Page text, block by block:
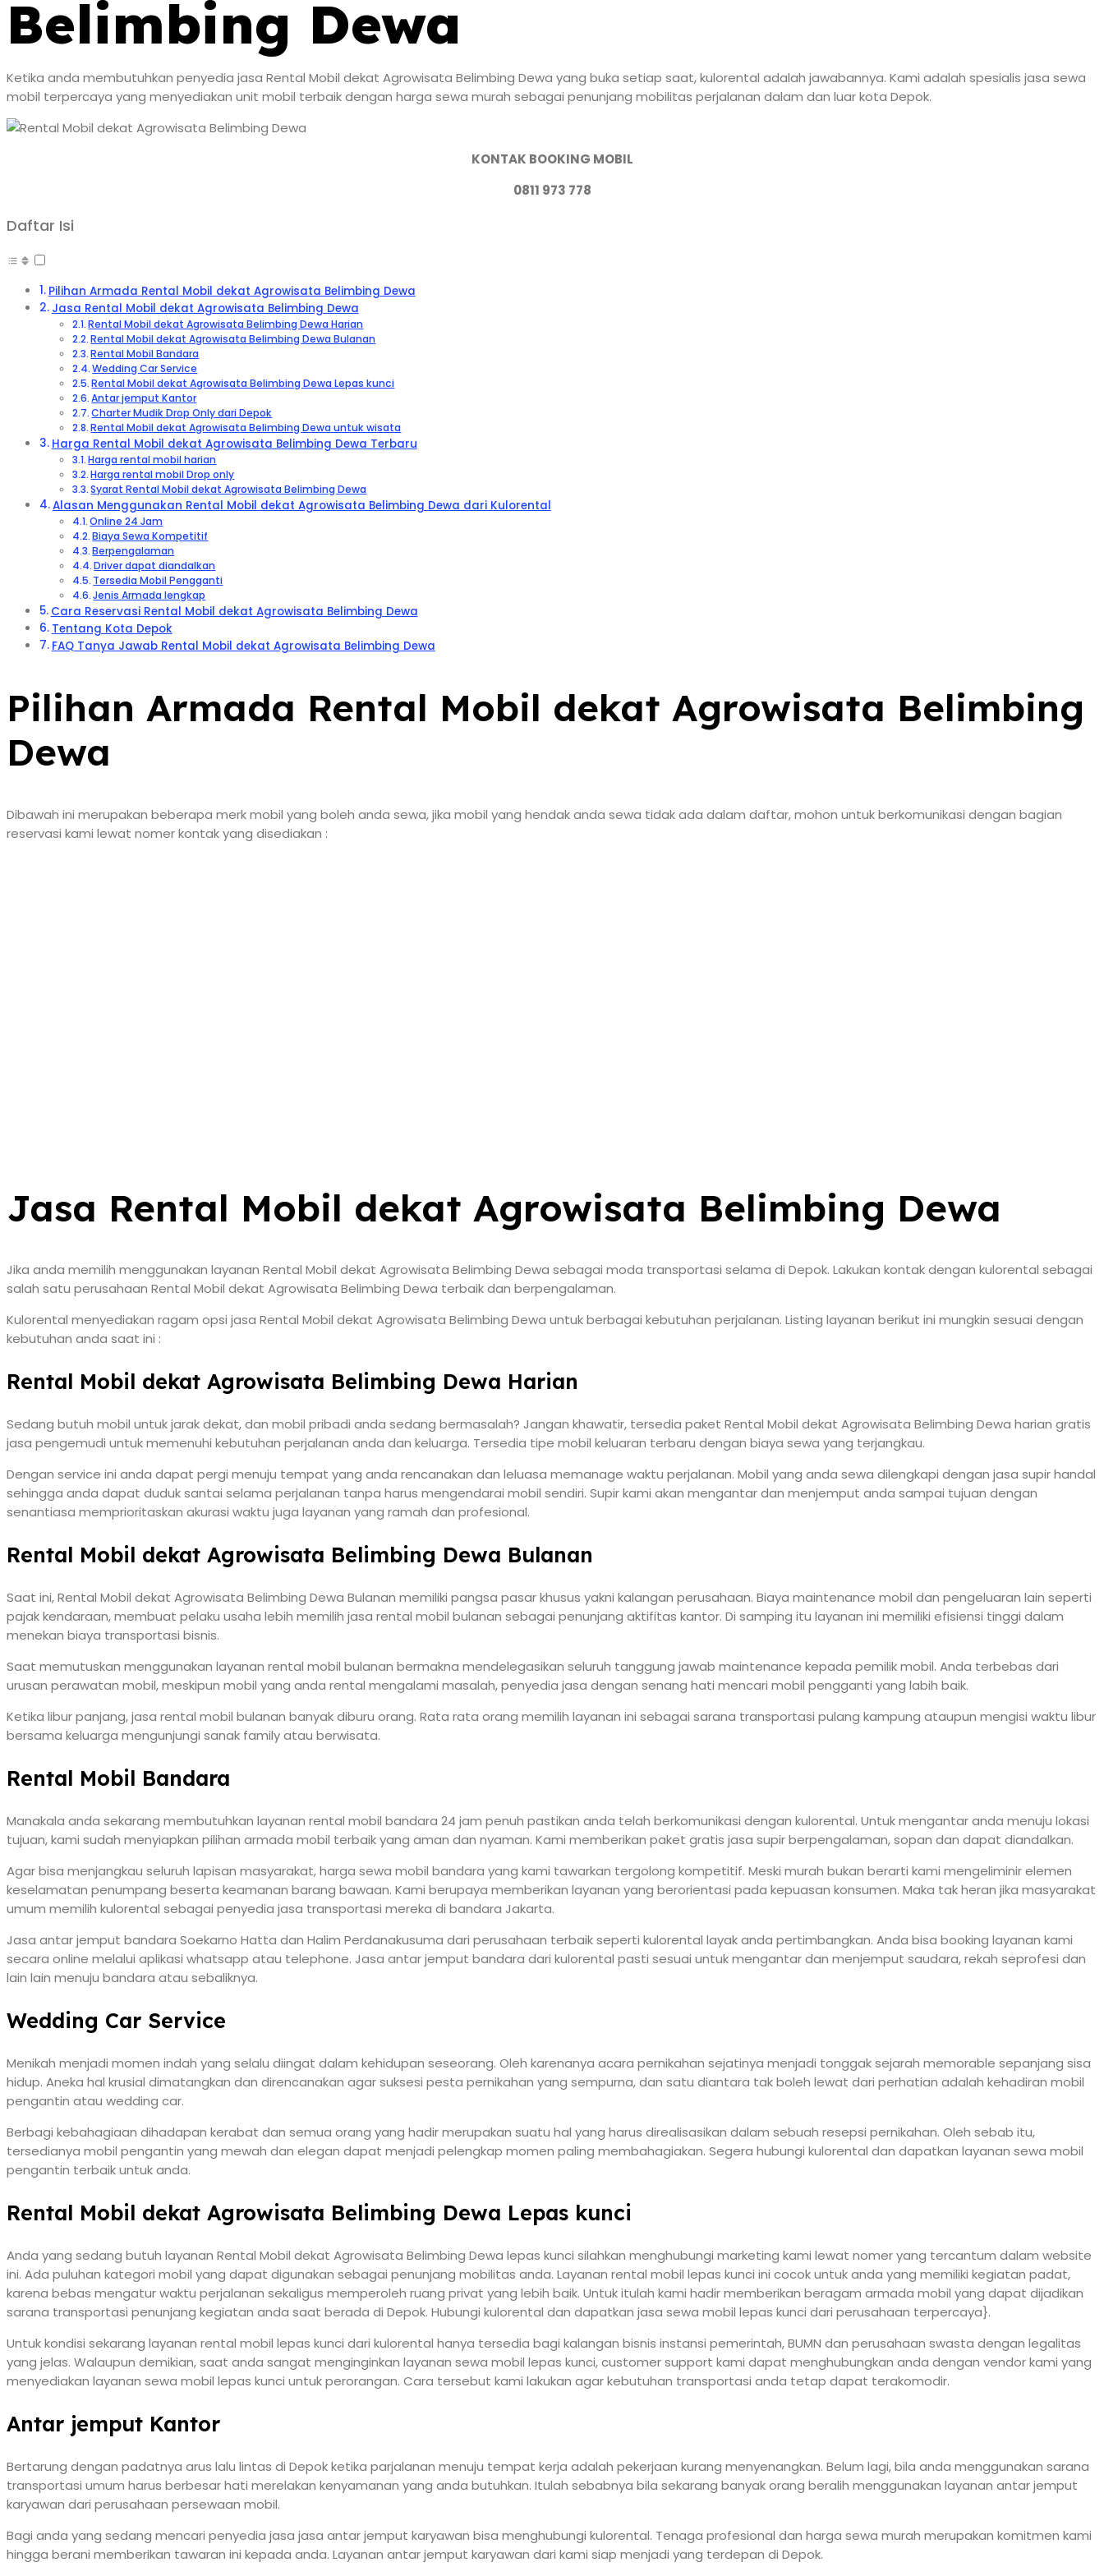
Belimbing Dewa
Ketika anda membutuhkan penyedia jasa Rental Mobil dekat Agrowisata Belimbing Dewa yang buka setiap saat, kulorental adalah jawabannya. Kami adalah spesialis jasa sewa
mobil terpercaya yang menyediakan unit mobil terbaik dengan harga sewa murah sebagai penunjang mobilitas perjalanan dalam dan luar kota Depok.
KONTAK BOOKING MOBIL
0811 973 778
Daftar Isi
Pilihan Armada Rental Mobil dekat Agrowisata Belimbing Dewa
Jasa Rental Mobil dekat Agrowisata Belimbing Dewa
Rental Mobil dekat Agrowisata Belimbing Dewa Harian
Rental Mobil dekat Agrowisata Belimbing Dewa Bulanan
Rental Mobil Bandara
Wedding Car Service
Rental Mobil dekat Agrowisata Belimbing Dewa Lepas kunci
Antar jemput Kantor
Charter Mudik Drop Only dari Depok
Rental Mobil dekat Agrowisata Belimbing Dewa untuk wisata
Harga Rental Mobil dekat Agrowisata Belimbing Dewa Terbaru
Harga rental mobil harian
Harga rental mobil Drop only
Syarat Rental Mobil dekat Agrowisata Belimbing Dewa
Alasan Menggunakan Rental Mobil dekat Agrowisata Belimbing Dewa dari Kulorental
Online 24 Jam
Biaya Sewa Kompetitif
Berpengalaman
Driver dapat diandalkan
Tersedia Mobil Pengganti
Jenis Armada lengkap
Cara Reservasi Rental Mobil dekat Agrowisata Belimbing Dewa
Tentang Kota Depok
FAQ Tanya Jawab Rental Mobil dekat Agrowisata Belimbing Dewa
Pilihan Armada Rental Mobil dekat Agrowisata Belimbing
Dewa
Dibawah ini merupakan beberapa merk mobil yang boleh anda sewa, jika mobil yang hendak anda sewa tidak ada dalam daftar, mohon untuk berkomunikasi dengan bagian
reservasi kami lewat nomer kontak yang disediakan :
Jasa Rental Mobil dekat Agrowisata Belimbing Dewa
Jika anda memilih menggunakan layanan Rental Mobil dekat Agrowisata Belimbing Dewa sebagai moda transportasi selama di Depok. Lakukan kontak dengan kulorental sebagai
salah satu perusahaan Rental Mobil dekat Agrowisata Belimbing Dewa terbaik dan berpengalaman.
Kulorental menyediakan ragam opsi jasa Rental Mobil dekat Agrowisata Belimbing Dewa untuk berbagai kebutuhan perjalanan. Listing layanan berikut ini mungkin sesuai dengan
kebutuhan anda saat ini :
Rental Mobil dekat Agrowisata Belimbing Dewa Harian
Sedang butuh mobil untuk jarak dekat, dan mobil pribadi anda sedang bermasalah? Jangan khawatir, tersedia paket Rental Mobil dekat Agrowisata Belimbing Dewa harian gratis
jasa pengemudi untuk memenuhi kebutuhan perjalanan anda dan keluarga. Tersedia tipe mobil keluaran terbaru dengan biaya sewa yang terjangkau.
Dengan service ini anda dapat pergi menuju tempat yang anda rencanakan dan leluasa memanage waktu perjalanan. Mobil yang anda sewa dilengkapi dengan jasa supir handal
sehingga anda dapat duduk santai selama perjalanan tanpa harus mengendarai mobil sendiri. Supir kami akan mengantar dan menjemput anda sampai tujuan dengan
senantiasa memprioritaskan akurasi waktu juga layanan yang ramah dan profesional.
Rental Mobil dekat Agrowisata Belimbing Dewa Bulanan
Saat ini, Rental Mobil dekat Agrowisata Belimbing Dewa Bulanan memiliki pangsa pasar khusus yakni kalangan perusahaan. Biaya maintenance mobil dan pengeluaran lain seperti
pajak kendaraan, membuat pelaku usaha lebih memilih jasa rental mobil bulanan sebagai penunjang aktifitas kantor. Di samping itu layanan ini memiliki efisiensi tinggi dalam
menekan biaya transportasi bisnis.
Saat memutuskan menggunakan layanan rental mobil bulanan bermakna mendelegasikan seluruh tanggung jawab maintenance kepada pemilik mobil. Anda terbebas dari
urusan perawatan mobil, meskipun mobil yang anda rental mengalami masalah, penyedia jasa dengan senang hati mencari mobil pengganti yang labih baik.
Ketika libur panjang, jasa rental mobil bulanan banyak diburu orang. Rata rata orang memilih layanan ini sebagai sarana transportasi pulang kampung ataupun mengisi waktu libur
bersama keluarga mengunjungi sanak family atau berwisata.
Rental Mobil Bandara
Manakala anda sekarang membutuhkan layanan rental mobil bandara 24 jam penuh pastikan anda telah berkomunikasi dengan kulorental. Untuk mengantar anda menuju lokasi
tujuan, kami sudah menyiapkan pilihan armada mobil terbaik yang aman dan nyaman. Kami memberikan paket gratis jasa supir berpengalaman, sopan dan dapat diandalkan.
Agar bisa menjangkau seluruh lapisan masyarakat, harga sewa mobil bandara yang kami tawarkan tergolong kompetitif. Meski murah bukan berarti kami mengeliminir elemen
keselamatan penumpang beserta keamanan barang bawaan. Kami berupaya memberikan layanan yang berorientasi pada kepuasan konsumen. Maka tak heran jika masyarakat
umum memilih kulorental sebagai penyedia jasa transportasi mereka di bandara Jakarta.
Jasa antar jemput bandara Soekarno Hatta dan Halim Perdanakusuma dari perusahaan terbaik seperti kulorental layak anda pertimbangkan. Anda bisa booking layanan kami
secara online melalui aplikasi whatsapp atau telephone. Jasa antar jemput bandara dari kulorental pasti sesuai untuk mengantar dan menjemput saudara, rekah seprofesi dan
lain lain menuju bandara atau sebaliknya.
Wedding Car Service
Menikah menjadi momen indah yang selalu diingat dalam kehidupan seseorang. Oleh karenanya acara pernikahan sejatinya menjadi tonggak sejarah memorable sepanjang sisa
hidup. Aneka hal krusial dimatangkan dan direncanakan agar suksesi pesta pernikahan yang sempurna, dan satu diantara tak boleh lewat dari perhatian adalah kehadiran mobil
pengantin atau wedding car.
Berbagi kebahagiaan dihadapan kerabat dan semua orang yang hadir merupakan suatu hal yang harus direalisasikan dalam sebuah resepsi pernikahan. Oleh sebab itu,
tersedianya mobil pengantin yang mewah dan elegan dapat menjadi pelengkap momen paling membahagiakan. Segera hubungi kulorental dan dapatkan layanan sewa mobil
pengantin terbaik untuk anda.
Rental Mobil dekat Agrowisata Belimbing Dewa Lepas kunci
Anda yang sedang butuh layanan Rental Mobil dekat Agrowisata Belimbing Dewa lepas kunci silahkan menghubungi marketing kami lewat nomer yang tercantum dalam website
ini. Ada puluhan kategori mobil yang dapat digunakan sebagai penunjang mobilitas anda. Layanan rental mobil lepas kunci ini cocok untuk anda yang memiliki kegiatan padat,
karena bebas mengatur waktu perjalanan sekaligus memperoleh ruang privat yang lebih baik. Untuk itulah kami hadir memberikan beragam armada mobil yang dapat dijadikan
sarana transportasi penunjang kegiatan anda saat berada di Depok. Hubungi kulorental dan dapatkan jasa sewa mobil lepas kunci dari perusahaan terpercaya}.
Untuk kondisi sekarang layanan rental mobil lepas kunci dari kulorental hanya tersedia bagi kalangan bisnis instansi pemerintah, BUMN dan perusahaan swasta dengan legalitas
yang jelas. Walaupun demikian, saat anda sangat menginginkan layanan sewa mobil lepas kunci, customer support kami dapat menghubungkan anda dengan vendor kami yang
menyediakan layanan sewa mobil lepas kunci untuk perorangan. Cara tersebut kami lakukan agar kebutuhan transportasi anda tetap dapat terakomodir.
Antar jemput Kantor
Bertarung dengan padatnya arus lalu lintas di Depok ketika parjalanan menuju tempat kerja adalah pekerjaan kurang menyenangkan. Belum lagi, bila anda menggunakan sarana
transportasi umum harus berbesar hati merelakan kenyamanan yang anda butuhkan. Itulah sebabnya bila sekarang banyak orang beralih menggunakan layanan antar jemput
karyawan dari perusahaan persewaan mobil.
Bagi anda yang sedang mencari penyedia jasa jasa antar jemput karyawan bisa menghubungi kulorental. Tenaga profesional dan harga sewa murah merupakan komitmen kami
hingga berani memberikan tawaran ini kepada anda. Layanan antar jemput karyawan dari kami siap menjadi yang terdepan di Depok.